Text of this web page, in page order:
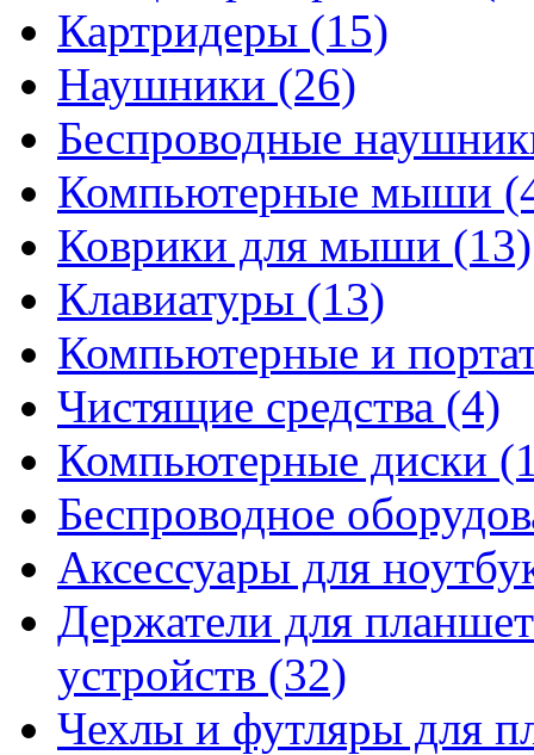
Картридеры (15)
Наушники (26)
Беспроводные
Компьютерные мыши
Коврики для мыши (13)
Клавиатуры (13)
Компьютерные и
Чистящие средства (4)
Компьютерные диски
Беспроводное
Аксессуары для
Держатели для
устройств (32)
Чехлы и футляры для